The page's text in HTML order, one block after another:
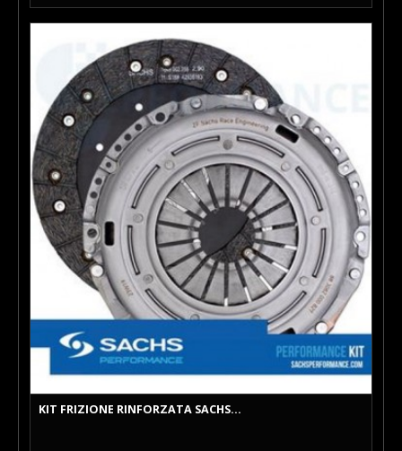
KIT FRIZIONE RINFORZATA SACHS...